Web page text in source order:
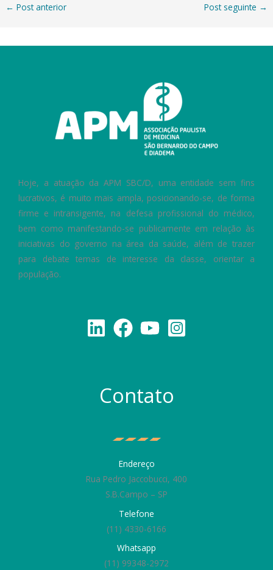
← Post anterior Post seguinte →
Hoje, a atuação da APM SBC/D, uma entidade sem fins
lucrativos, é muito mais ampla, posicionando-se, de forma
firme e intransigente, na defesa profissional do médico,
bem como manifestando-se publicamente em relação às
iniciativas do governo na área da saúde, além de trazer
para debate temas de interesse da classe, orientar a
população.
Contato
Endereço
Rua Pedro Jaccobucci, 400
S.B.Campo – SP
Telefone
(11) 4330-6166
Whatsapp
(11) 99348-2972